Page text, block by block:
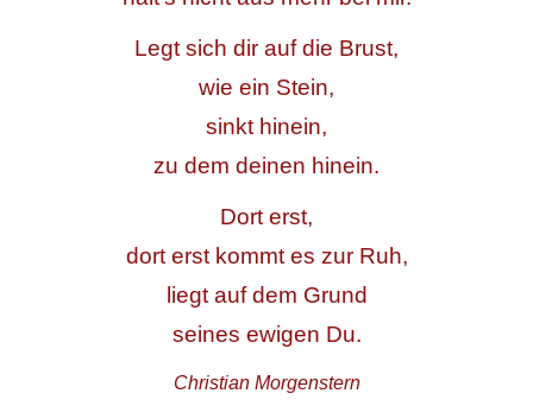
Legt sich dir auf die Brust,
wie ein Stein,
sinkt hinein,
zu dem deinen hinein.
Dort erst,
dort erst kommt es zur Ruh,
liegt auf dem Grund
seines ewigen Du.
Christian Morgenstern